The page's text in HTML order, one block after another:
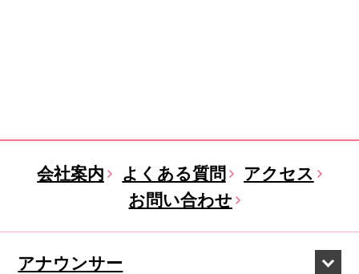
会社案内 よくある質問
アクセス
お問い合わせ
アナウンサー